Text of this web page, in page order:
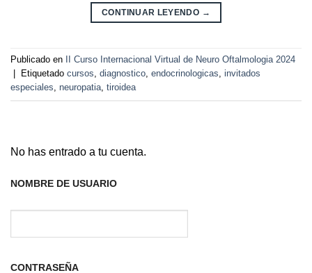
CONTINUAR LEYENDO →
Publicado en
II Curso Internacional Virtual de Neuro Oftalmologia 2024
Etiquetado cursos, diagnostico, endocrinologicas, invitados
especiales, neuropatia, tiroidea
No has entrado a tu cuenta.
NOMBRE DE USUARIO
CONTRASEÑA